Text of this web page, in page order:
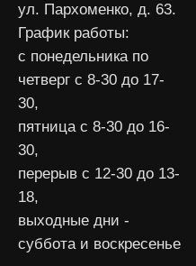
ул. Пархоменко, д. 63.
График работы:
с понедельника по
четверг с 8-30 до 17-
30,
пятница с 8-30 до 16-
30,
перерыв с 12-30 до 13-
18,
выходные дни -
суббота и воскресенье